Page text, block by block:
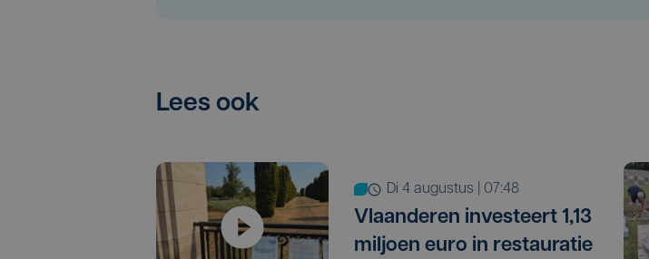
Lees ook
di 4 augustus | 07:48
Vlaanderen investeert 1,13
miljoen euro in restauratie